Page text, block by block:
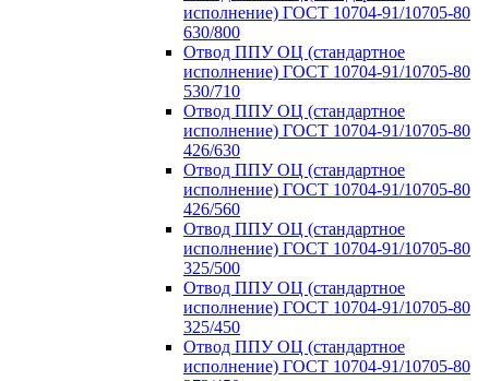
исполнение) ГОСТ 10704-91/10705-80
630/800
Отвод ППУ ОЦ (стандартное
исполнение) ГОСТ 10704-91/10705-80
530/710
Отвод ППУ ОЦ (стандартное
исполнение) ГОСТ 10704-91/10705-80
426/630
Отвод ППУ ОЦ (стандартное
исполнение) ГОСТ 10704-91/10705-80
426/560
Отвод ППУ ОЦ (стандартное
исполнение) ГОСТ 10704-91/10705-80
325/500
Отвод ППУ ОЦ (стандартное
исполнение) ГОСТ 10704-91/10705-80
325/450
Отвод ППУ ОЦ (стандартное
исполнение) ГОСТ 10704-91/10705-80